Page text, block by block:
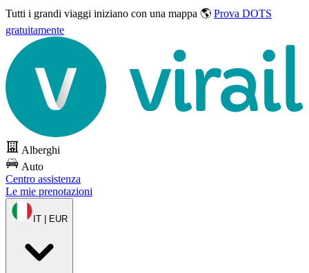
Tutti i grandi viaggi iniziano con una mappa 🌎 Prova DOTS
gratuitamente
Alberghi
Auto
Centro assistenza
Le mie prenotazioni
IT | EUR